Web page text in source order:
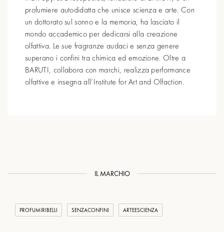
profumiere autodidatta che unisce scienza e arte. Con
un dottorato sul sonno e la memoria, ha lasciato il
mondo accademico per dedicarsi alla creazione
olfattiva. Le sue fragranze audaci e senza genere
superano i confini tra chimica ed emozione. Oltre a
BARUTI, collabora con marchi, realizza performance
olfattive e insegna all’Institute for Art and Olfaction.
IL MARCHIO
PROFUMIRIBELLI SENZACONFINI ARTEESCIENZA